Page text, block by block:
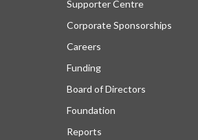
Supporter Centre
Corporate Sponsorships
Careers
Funding
Board of Directors
Foundation
Reports